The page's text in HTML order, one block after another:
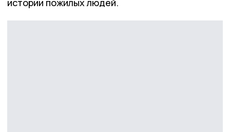
истории пожилых людей.